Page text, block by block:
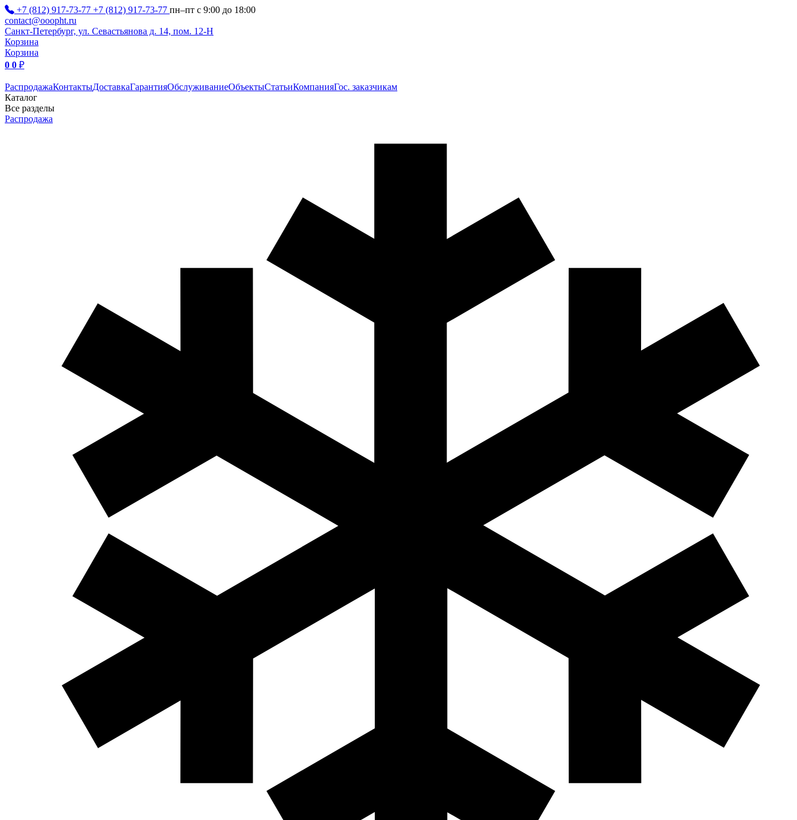
+7 (812) 917-73-77 +7 (812) 917-73-77 пн–пт с 9:00 до 18:00
contact@ooopht.ru
Санкт-Петербург, ул. Севастьянова д. 14, пом. 12-Н
Корзина
Корзина
0 0 ₽
РаспродажаКонтактыДоставкаГарантияОбслуживаниеОбъектыСтатьиКомпанияГос. заказчикам
Каталог
Все разделы
Распродажа